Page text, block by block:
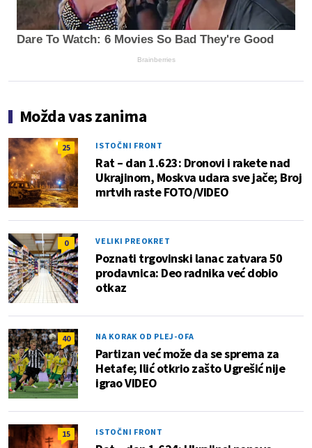
Dare To Watch: 6 Movies So Bad They're Good
Brainberries
Možda vas zanima
25 ISTOČNI FRONT
Rat – dan 1.623: Dronovi i rakete nad
Ukrajinom, Moskva udara sve jače; Broj
mrtvih raste FOTO/VIDEO
0 VELIKI PREOKRET
Poznati trgovinski lanac zatvara 50
prodavnica: Deo radnika već dobio
otkaz
40 NA KORAK OD PLEJ-OFA
Partizan već može da se sprema za
Hetafe; Ilić otkrio zašto Ugrešić nije
igrao VIDEO
15 ISTOČNI FRONT